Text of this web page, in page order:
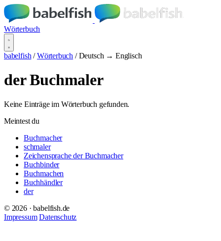
Wörterbuch
babelfish / Wörterbuch / Deutsch → Englisch
der Buchmaler
Keine Einträge im Wörterbuch gefunden.
Meintest du
Buchmacher
schmaler
Zeichensprache der Buchmacher
Buchbinder
Buchmachen
Buchhändler
der
© 2026 · babelfish.de
Impressum Datenschutz